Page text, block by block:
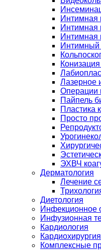
Интимная
Интимная
Интимная
Интимный
Лазерное
Операции
Пайпель
Пластика
Просто
ЭХВЧ
Дерматология
Лечение
Диетология
Инфекционное
Инфузионная
Кардиология
Кардиохирургия
Комплексные